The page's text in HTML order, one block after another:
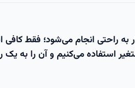
راحتی انجام می‌شود؛ فقط کافی
استفاده می‌کنیم و آن را به